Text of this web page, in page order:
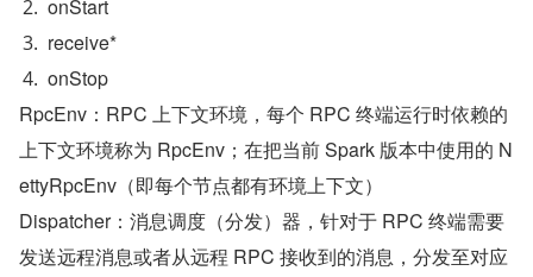
onStart
receive*
onStop
RpcEnv：RPC 上下文环境，每个 RPC 终端运行时依赖的
上下文环境称为 RpcEnv；在把当前 Spark 版本中使用的 N
ettyRpcEnv（即每个节点都有环境上下文）
Dispatcher：消息调度（分发）器，针对于 RPC 终端需要
发送远程消息或者从远程 RPC 接收到的消息，分发至对应